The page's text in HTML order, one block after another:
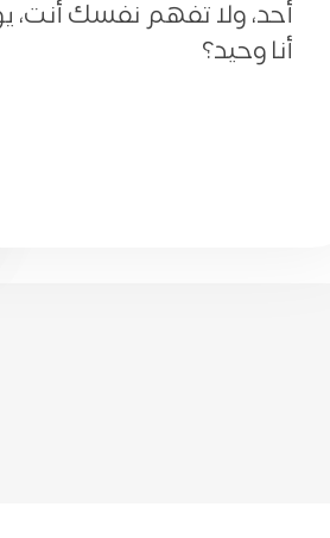
أحد، ولا تفهم نفسك أنت،
أنا وحيد؟